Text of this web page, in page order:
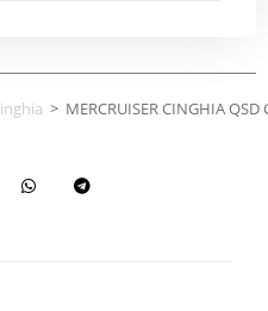
> MERCRUISER CINGHIA